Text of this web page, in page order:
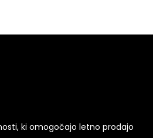
ki omogočajo letno prodajo